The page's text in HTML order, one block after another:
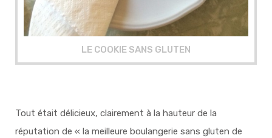
LE COOKIE SANS GLUTEN
Tout était délicieux, clairement à la hauteur de la
réputation de « la meilleure boulangerie sans gluten de